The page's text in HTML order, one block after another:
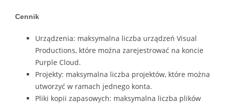
Cennik
Urządzenia: maksymalna liczba urządzeń Visual
Productions, które można zarejestrować na koncie
Purple Cloud.
Projekty: maksymalna liczba projektów, które można
utworzyć w ramach jednego konta.
Pliki kopii zapasowych: maksymalna liczba plików